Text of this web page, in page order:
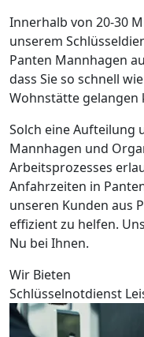
Innerhalb von 20-30
unserem
Panten Mannhagen
dass Sie so schnell
Wohnstätte gelangen
Solch eine Aufteilung
Mannhagen und
Arbeitsprozesses
Anfahrzeiten in
unseren Kunden aus
effizient zu helfen.
Nu bei Ihnen.
Wir Bieten
Schlüsselnotdienst